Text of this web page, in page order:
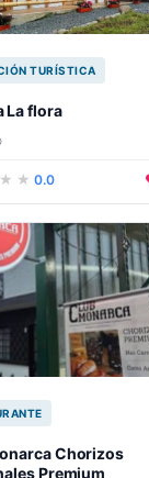
TURÍSTICA
La flora
0.0
Chorizos
Premium